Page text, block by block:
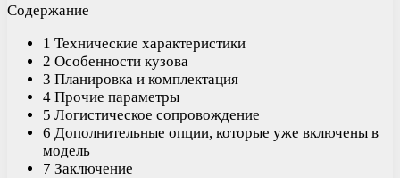
Содержание
1 Технические характеристики
2 Особенности кузова
3 Планировка и комплектация
4 Прочие параметры
5 Логистическое сопровождение
6 Дополнительные опции, которые уже включены в
модель
7 Заключение